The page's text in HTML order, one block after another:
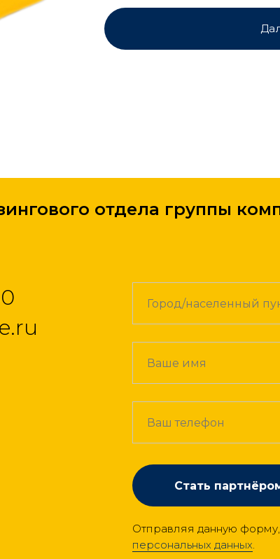
отдела группы
Стать
Отправляя данную
персональных данных.